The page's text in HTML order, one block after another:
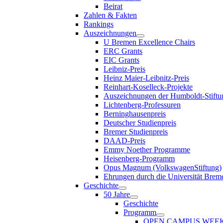
Beirat
Zahlen & Fakten
Rankings
Auszeichnungen
U Bremen Excellence Chairs
ERC Grants
EIC Grants
Leibniz-Preis
Heinz Maier-Leibnitz-Preis
Reinhart-Koselleck-Projekte
Auszeichnungen der Humboldt-
Lichtenberg-Professuren
Berninghausenpreis
Deutscher Studienpreis
Bremer Studienpreis
DAAD-Preis
Emmy Noether Programme
Heisenberg-Programm
Opus Magnum (VolkswagenStiftung)
Ehrungen durch die Universität
Geschichte
50 Jahre
Geschichte
Programm
OPEN CAMPUS